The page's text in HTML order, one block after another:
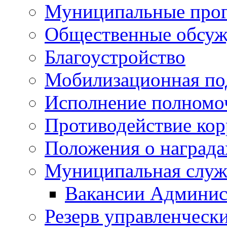
Муниципальные
Общественные
Благоустройство
Мобилизационная
Исполнение
Противодействие
Положения о
Муниципальная
Вакансии
Резерв